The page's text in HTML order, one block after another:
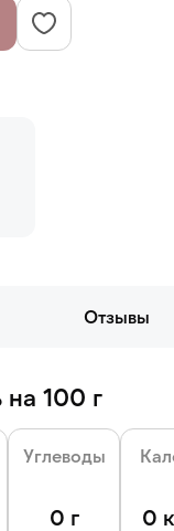
Отзывы
100 г
Углеводы
0 г 0